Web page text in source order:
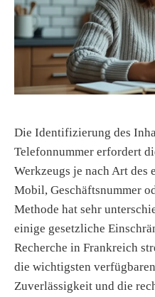
Die Identifizierung des
Telefonnummer erfordert
Werkzeugs je nach Art des
Mobil, Geschäftsnummer
Methode hat sehr
einige gesetzliche
Recherche in Frankreich
die wichtigsten
Zuverlässigkeit und die